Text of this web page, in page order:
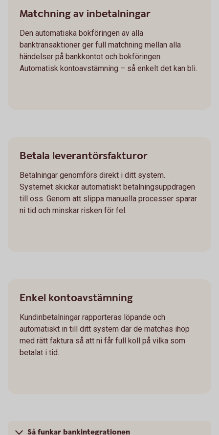
Matchning av inbetalningar
Den automatiska bokföringen av alla
banktransaktioner ger full matchning mellan alla
händelser på bankkontot och bokföringen.
Automatisk kontoavstämning – så enkelt det kan bli.
Betala leverantörsfakturor
Betalningar genomförs direkt i ditt system.
Systemet skickar automatiskt betalningsuppdragen
till oss. Genom att slippa manuella processer sparar
ni tid och minskar risken för fel.
Enkel kontoavstämning
Kundinbetalningar rapporteras löpande och
automatiskt in till ditt system där de matchas ihop
med rätt faktura så att ni får full koll på vilka som
betalat i tid.
Så funkar bankintegrationen